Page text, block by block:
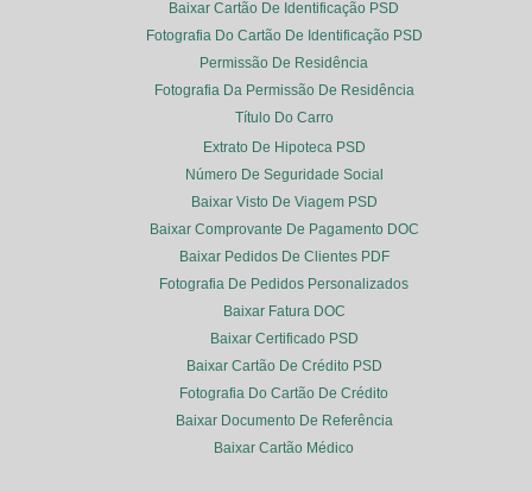
Baixar Cartão De Identificação PSD
Fotografia Do Cartão De Identificação PSD
Permissão De Residência
Fotografia Da Permissão De Residência
Título Do Carro
Extrato De Hipoteca PSD
Número De Seguridade Social
Baixar Visto De Viagem PSD
Baixar Comprovante De Pagamento DOC
Baixar Pedidos De Clientes PDF
Fotografia De Pedidos Personalizados
Baixar Fatura DOC
Baixar Certificado PSD
Baixar Cartão De Crédito PSD
Fotografia Do Cartão De Crédito
Baixar Documento De Referência
Baixar Cartão Médico